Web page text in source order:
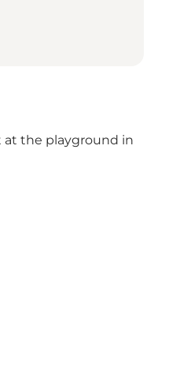
at the playground in